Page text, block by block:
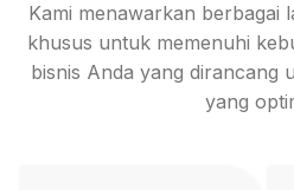
Kami menawarkan berbagai
khusus untuk memenuhi
bisnis Anda yang dirancang
yang